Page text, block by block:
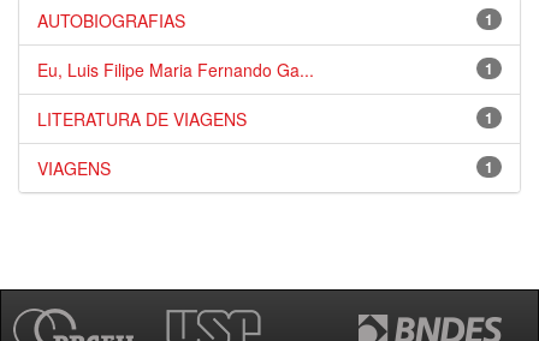
1
AUTOBIOGRAFIAS
1
Eu, Luis Filipe Maria Fernando Ga...
1
LITERATURA DE VIAGENS
1
VIAGENS